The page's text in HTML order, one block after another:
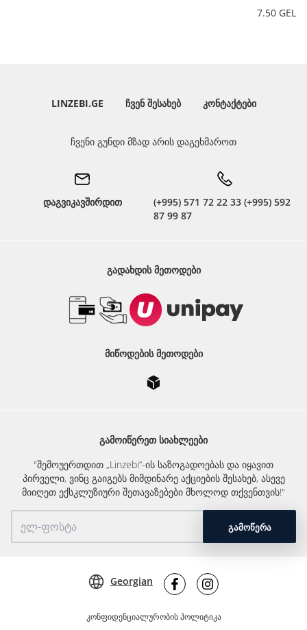
7.50 GEL
LINZEBI.GE ᲩᲕᲔᲜ ᲨᲔᲡᲐᲮᲔᲑ ᲙᲝᲜᲢᲐᲥᲢᲔᲑᲘ
ჩვენი გუნდი მზად არის დაგეხმაროთ
დაგვიკავშირდით
(+995) 571 72 22 33 (+995) 592
87 99 87
ᲒᲐᲓᲐᲮᲓᲘᲡ ᲛᲔᲗᲝᲓᲔᲑᲘ
ᲛᲘᲬᲝᲓᲔᲑᲘᲡ ᲛᲔᲗᲝᲓᲔᲑᲘ
ᲒᲐᲛᲝᲘᲬᲔᲠᲔᲗ ᲡᲘᲐᲮᲚᲔᲔᲑᲘ
"შემოუერთდით „Linzebi“-ის საზოგადოებას და იყავით
პირველი, ვინც გაიგებს მიმდინარე აქციების შესახებ, ასევე
მიიღეთ ექსკლუზიური შეთავაზებები მხოლოდ თქვენთვის!"
ᲒᲐᲛᲝᲬᲔᲠᲐ
კონფიდენციალურობის პოლიტიკა
Georgian